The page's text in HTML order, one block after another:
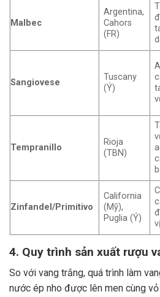
Malbec
Argentina,
Cahors
(FR)
Sangiovese
Tuscany
(Ý)
Tempranillo
Rioja
(TBN)
Zinfandel/Primitivo
California
(Mỹ),
Puglia (Ý)
vị
4. Quy trình sản xuất rượu
So với vang trắng, quá trình làm
nước ép nho được lên men cùng